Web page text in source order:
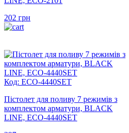
202 грн
Код: ECO-4440SET
Пістолет для поливу 7 режимів з
комплектом арматури, BLACK
LINE, ECO-4440SET